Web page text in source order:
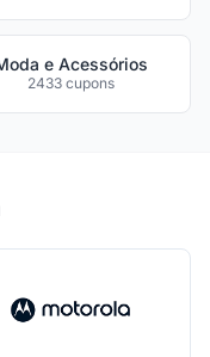
e Acessórios
2433 cupons